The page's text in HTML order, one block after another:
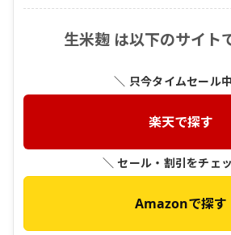
生米麹 は以下のサイト
＼ 只今タイムセール
楽天で探す
＼ セール・割引をチェ
Amazonで探す